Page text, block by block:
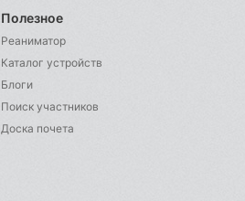
Полезное
Реаниматор
Каталог устройств
Блоги
Поиск участников
Доска почета